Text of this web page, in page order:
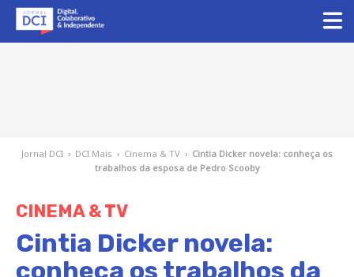
Jornal DCI › DCI Mais › Cinema & TV › Cintia Dicker novela: conheça os
trabalhos da esposa de Pedro Scooby
CINEMA & TV
Cintia Dicker novela:
conheça os trabalhos da